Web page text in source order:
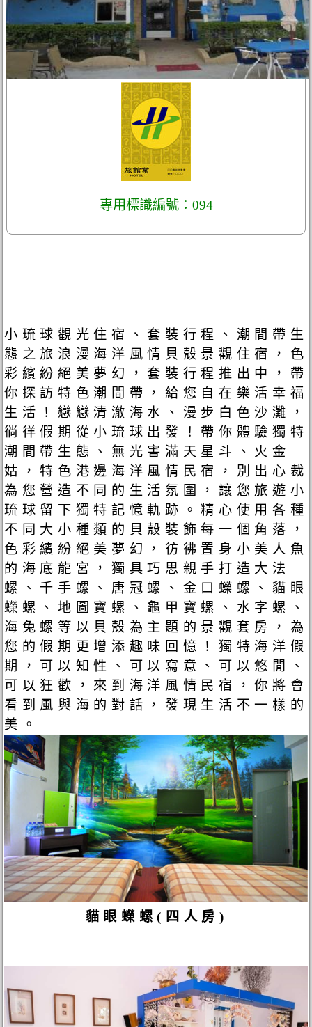
專用標識編號：094
小琉球觀光住宿、套裝行程、潮間帶生
態之旅浪漫海洋風情貝殼景觀住宿，色
彩繽紛絕美夢幻，套裝行程推出中，帶
你探訪特色潮間帶，給您自在樂活幸福
生活！戀戀清澈海水、漫步白色沙灘，
徜徉假期從小琉球出發！帶你體驗獨特
潮間帶生態、無光害滿天星斗、火金
姑，特色港邊海洋風情民宿，別出心裁
為您營造不同的生活氛圍，讓您旅遊小
琉球留下獨特記憶軌跡。精心使用各種
不同大小種類的貝殼裝飾每一個角落，
色彩繽紛絕美夢幻，彷彿置身小美人魚
的海底龍宮，獨具巧思親手打造大法
螺、千手螺、唐冠螺、金口蠑螺、貓眼
蠑螺、地圖寶螺、龜甲寶螺、水字螺、
海兔螺等以貝殼為主題的景觀套房，為
您的假期更增添趣味回憶！獨特海洋假
期，可以知性、可以寫意、可以悠閒、
可以狂歡，來到海洋風情民宿，你將會
看到風與海的對話，發現生活不一樣的
美。
貓眼蠑螺(四人房)